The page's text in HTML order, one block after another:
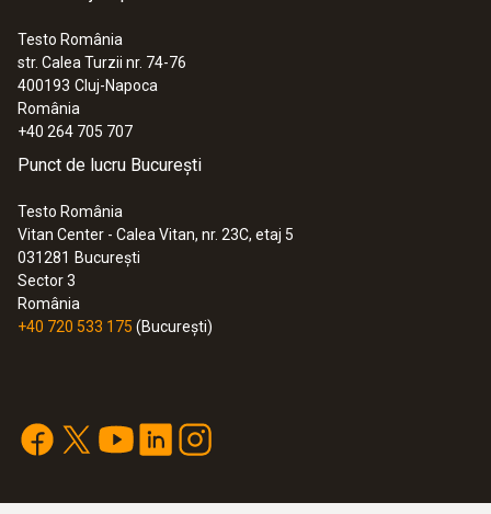
Testo România
str. Calea Turzii nr. 74-76
400193 Cluj-Napoca
România
+40 264 705 707
Punct de lucru București
Testo România
Vitan Center - Calea Vitan, nr. 23C, etaj 5
031281 București
Sector 3
România
+40 720 533 175 (București)